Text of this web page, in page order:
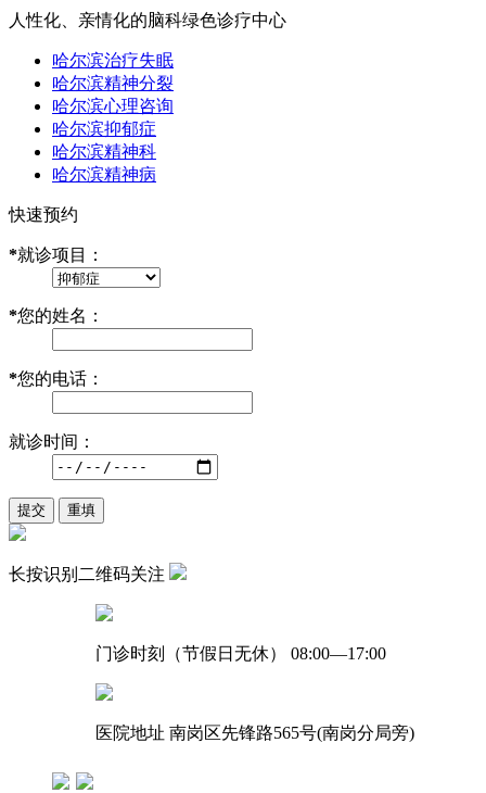
人性化、亲情化的脑科绿色诊疗中心
哈尔滨治疗失眠
哈尔滨精神分裂
哈尔滨心理咨询
哈尔滨抑郁症
哈尔滨精神科
哈尔滨精神病
快速预约
*就诊项目：
*您的姓名：
*您的电话：
就诊时间：
长按识别二维码关注
门诊时刻（节假日无休） 08:00—17:00
医院地址 南岗区先锋路565号(南岗分局旁)